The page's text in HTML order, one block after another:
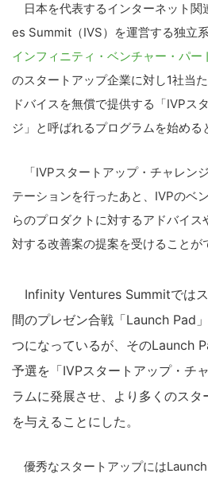
日本を代表するインターネット
es Summit（IVS）を運営する独立
インフィニティ・ベンチャー・パー
のスタートアップ企業に対し1社当
ドバイスを無償で提供する「IVPス
ジ」と呼ばれるプログラムを始める
「IVPスタートアップ・チャレン
テーションを行ったあと、IVPのベ
らのプロダクトに対するアドバイ
対する改善案の提案を受けることが
Infinity Ventures Summitでは
間のプレゼン合戦「Launch Pad
つになっているが、そのLaunch
予選を「IVPスタートアップ・チ
ラムに発展させ、より多くのスタ
を与えることにした。
優秀なスタートアップには
Block Data Bank